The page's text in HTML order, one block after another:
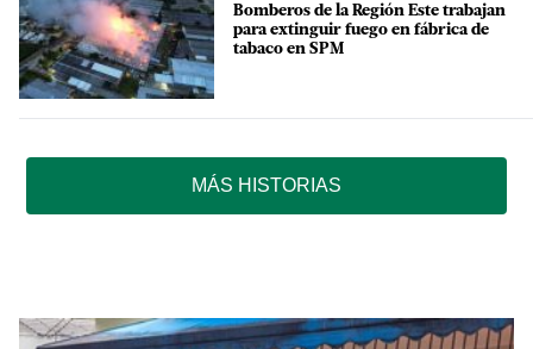
Bomberos de la Región Este trabajan
para extinguir fuego en fábrica de
tabaco en SPM
MÁS HISTORIAS